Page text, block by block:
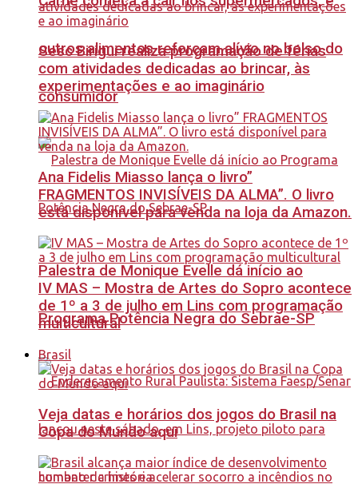
outros alimentos reforçam alívio no bolso do
consumidor
Palestra de Monique Evelle dá início ao
Programa Potência Negra do Sebrae-SP
Sesc Birigui realiza programação de férias
com atividades dedicadas ao brincar, às
experimentações e ao imaginário
Ana Fidelis Miasso lança o livro”
FRAGMENTOS INVISÍVEIS DA ALMA”. O livro
está disponível para venda na loja da Amazon.
IV MAS – Mostra de Artes do Sopro acontece
de 1º a 3 de julho em Lins com programação
multicultural
Brasil
Veja datas e horários dos jogos do Brasil na
Copa do Mundo aqui